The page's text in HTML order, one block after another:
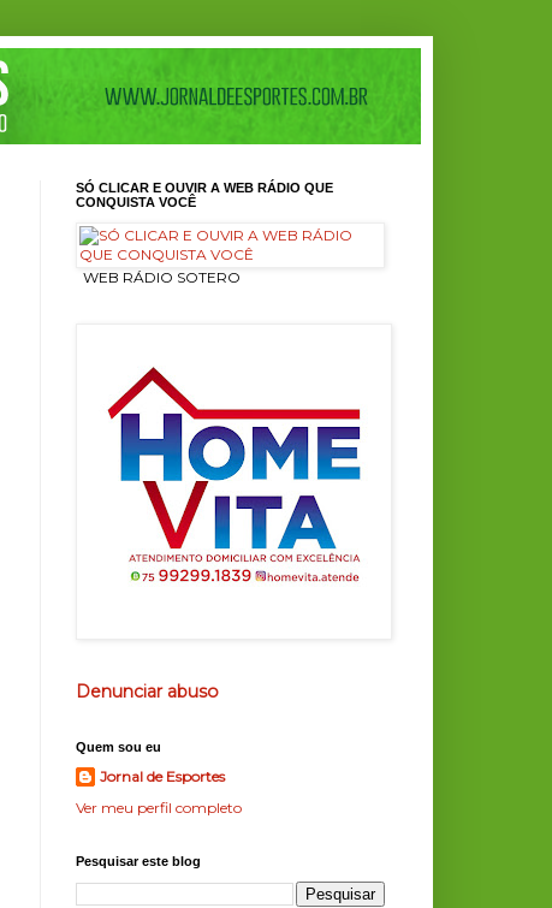
SÓ CLICAR E OUVIR A WEB RÁDIO QUE
CONQUISTA VOCÊ
ㅤ WEB RÁDIO SOTERO
Denunciar abuso
Quem sou eu
Jornal de Esportes
Ver meu perfil completo
Pesquisar este blog